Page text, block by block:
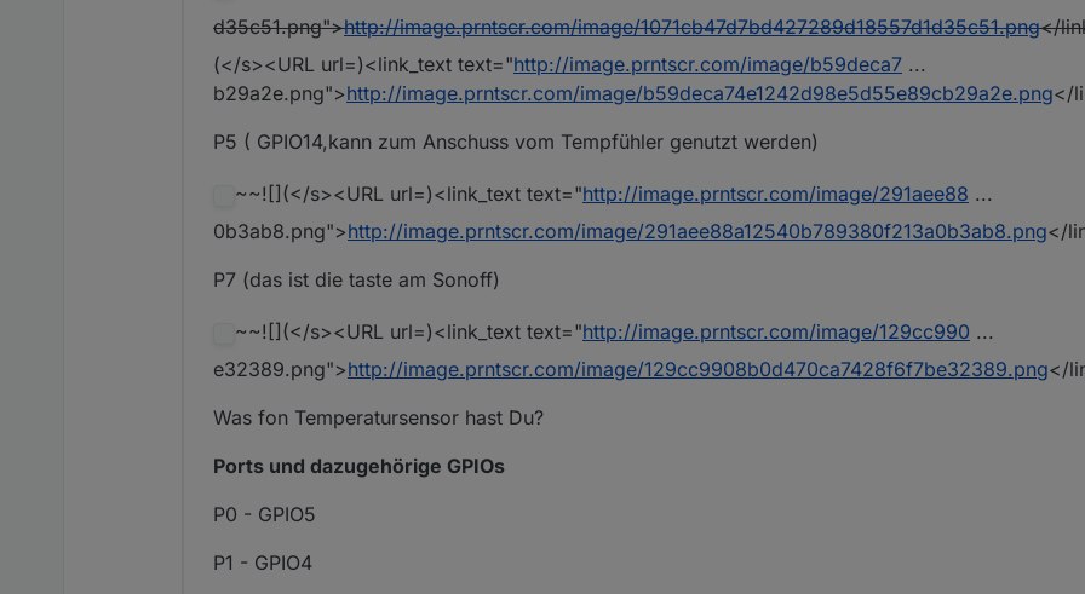
d35c51.png">http://image.prntscr.com/image/1071cb47d7bd427289d18557d1d35c51.png</
(</s><URL url=)<link_text text="http://image.prntscr.com/image/b59deca7 ...
b29a2e.png">http://image.prntscr.com/image/b59deca74e1242d98e5d55e89cb29a2e.png</
P5 ( GPIO14,kann zum Anschuss vom Tempfühler genutzt werden)
~~![](</s><URL url=)<link_text text="http://image.prntscr.com/image/291aee88 ...
0b3ab8.png">http://image.prntscr.com/image/291aee88a12540b789380f213a0b3ab8.png</
P7 (das ist die taste am Sonoff)
~~![](</s><URL url=)<link_text text="http://image.prntscr.com/image/129cc990 ...
e32389.png">http://image.prntscr.com/image/129cc9908b0d470ca7428f6f7be32389.png</
Was fon Temperatursensor hast Du?
Ports und dazugehörige GPIOs
P0 - GPIO5
P1 - GPIO4